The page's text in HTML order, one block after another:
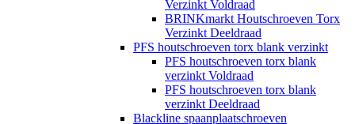
Verzinkt Voldraad
BRINKmarkt Houtschroeven Torx
Verzinkt Deeldraad
PFS houtschroeven torx blank verzinkt
PFS houtschroeven torx blank
verzinkt Voldraad
PFS houtschroeven torx blank
verzinkt Deeldraad
Blackline spaanplaatschroeven